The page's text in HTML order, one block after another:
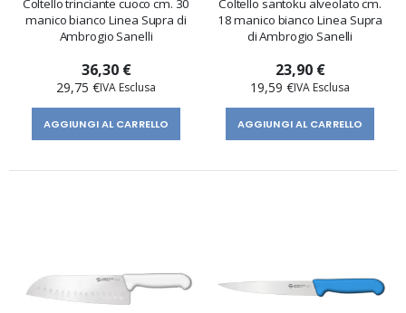
Coltello trinciante cuoco cm. 30
manico bianco Linea Supra di
Ambrogio Sanelli
36,30 €
29,75 €
AGGIUNGI AL CARRELLO
Coltello santoku alveolato cm.
18 manico bianco Linea Supra
di Ambrogio Sanelli
23,90 €
19,59 €
AGGIUNGI AL CARRELLO